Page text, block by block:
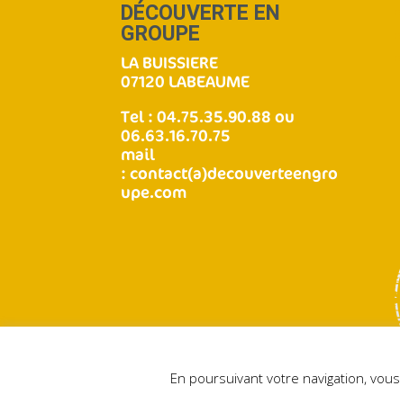
DÉCOUVERTE EN
GROUPE
LA BUISSIERE
07120 LABEAUME
Tel : 04.75.35.90.88 ou
06.63.16.70.75
mail
:contact(a)decouverteengro
upe.com
En poursuivant votre navigation,